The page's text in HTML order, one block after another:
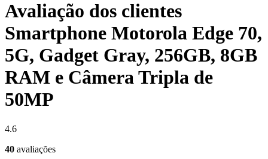
Avaliação dos clientes
Smartphone Motorola Edge 70,
5G, Gadget Gray, 256GB, 8GB
RAM e Câmera Tripla de
50MP
4.6
40 avaliações